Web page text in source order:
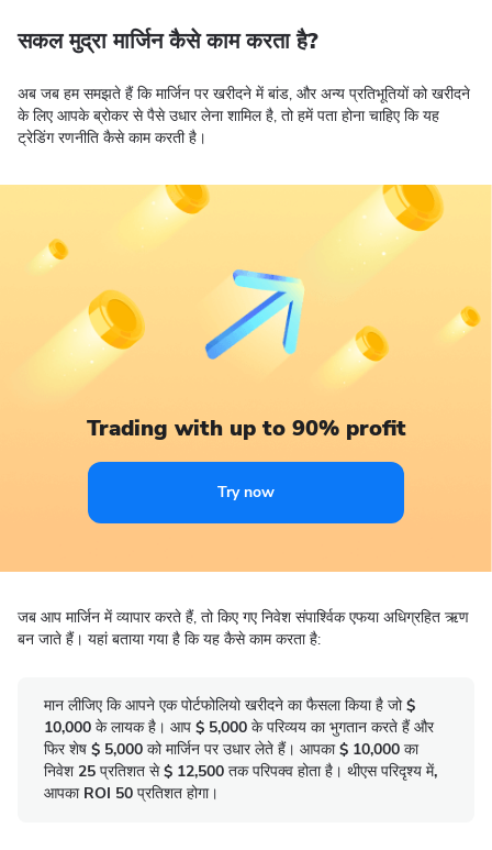
सकल मुद्रा मार्जिन कैसे काम करता है?
अब जब हम समझते हैं कि मार्जिन पर खरीदने में बांड, और अन्य प्रतिभूतियों को खरीदने
के लिए आपके ब्रोकर से पैसे उधार लेना शामिल है, तो हमें पता होना चाहिए कि यह
ट्रेडिंग रणनीति कैसे काम करती है।
Trading with up to 90% profit
Try now
जब आप मार्जिन में व्यापार करते हैं, तो किए गए निवेश संपार्श्विक एफया अधिग्रहित ऋण
बन जाते हैं। यहां बताया गया है कि यह कैसे काम करता है:
मान लीजिए कि आपने एक पोर्टफोलियो खरीदने का फैसला किया है जो $
10,000 के लायक है। आप $ 5,000 के परिव्यय का भुगतान करते हैं और
फिर शेष $ 5,000 को मार्जिन पर उधार लेते हैं। आपका $ 10,000 का
निवेश 25 प्रतिशत से $ 12,500 तक परिपक्व होता है। थीएस परिदृश्य में,
आपका ROI 50 प्रतिशत होगा।